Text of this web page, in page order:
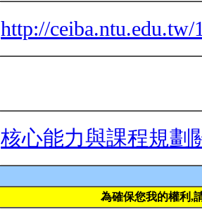
http://
核心能力與課程規劃
為確保您我的權利,